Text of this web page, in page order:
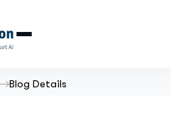
Blog Details